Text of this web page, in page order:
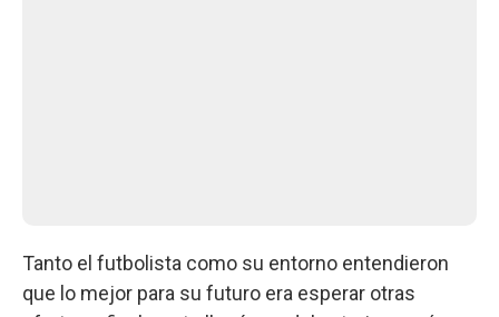
Tanto el futbolista como su entorno entendieron
que lo mejor para su futuro era esperar otras